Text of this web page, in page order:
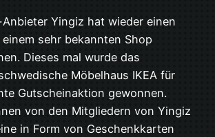
Yingiz hat wieder einen
sehr bekannten Shop
Dieses mal wurde das
Möbelhaus IKEA für
Gutscheinaktion gewonnen.
von den Mitgliedern von Yingiz
in Form von Geschenkkarten